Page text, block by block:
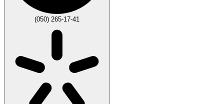
(050) 265-17-41